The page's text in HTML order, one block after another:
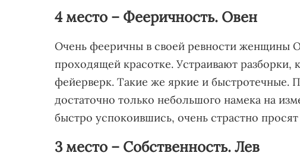
4 место – Фееричность. Овен
Очень фееричны в своей ревности женщины
проходящей красотке. Устраивают
фейерверк. Такие же яркие и быстротечные.
достаточно только небольшого намека на
быстро успокоившись, очень страстно
3 место – Собственность. Лев